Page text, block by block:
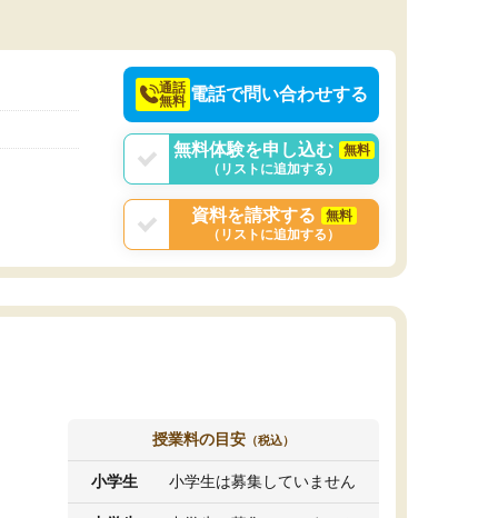
通話
無料 電話で問い合わせする
無料体験を申し込む
無料
（リストに追加する）
資料を請求する
無料
（リストに追加する）
授業料の目安 （税込）
小学生 小学生は募集していません